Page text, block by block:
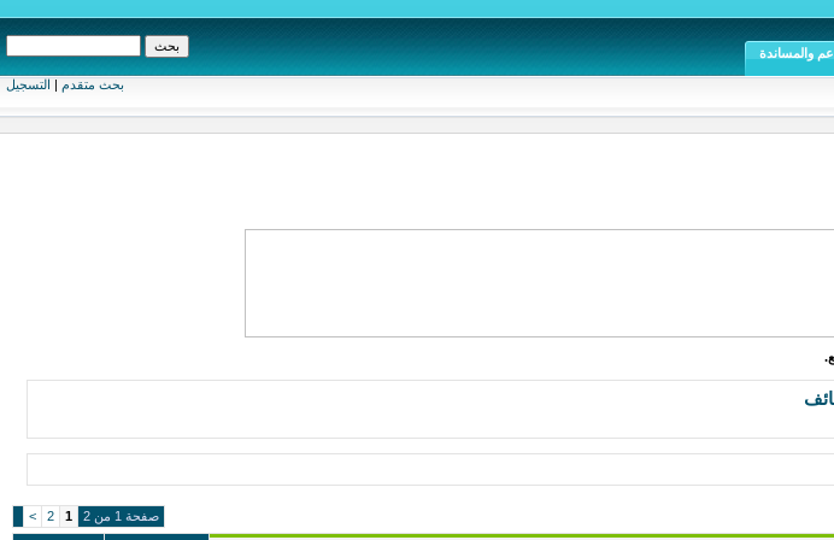
بحث متقدم | التسجيل
والمساندة
صفحة 1 من 2 1
2
>